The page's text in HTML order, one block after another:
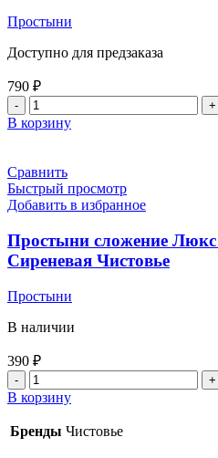
Простыни
Доступно для предзаказа
790 ₽
В корзину
Сравнить
Быстрый просмотр
Добавить в избранное
Простыни сложение
Сиреневая Чистовье
Простыни
В наличии
390 ₽
В корзину
Бренды Чистовье